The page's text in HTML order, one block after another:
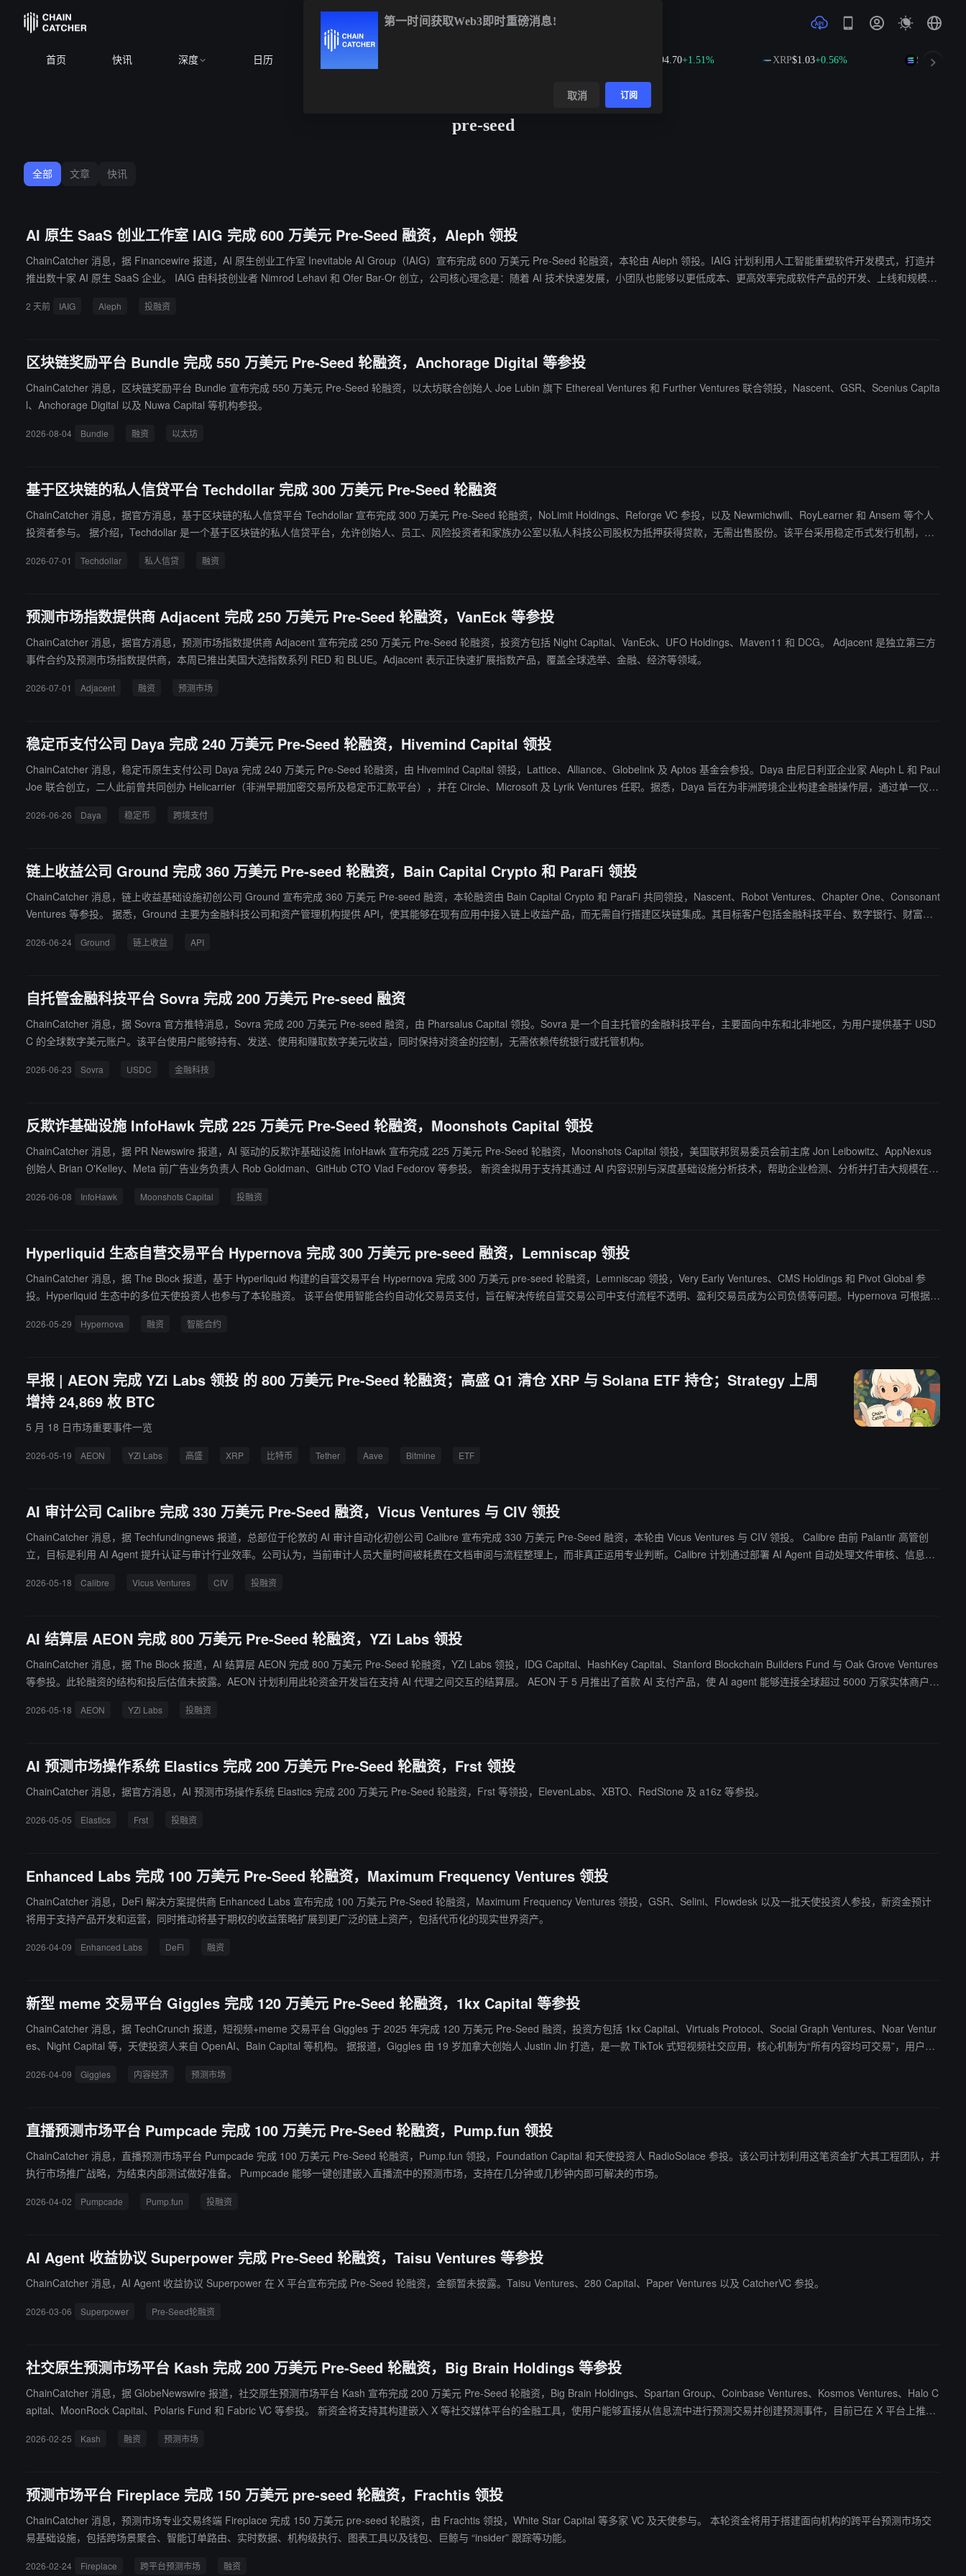
首页 快讯 深度 日历 +1.51% XRP$1.03+0.56% SOL$74.70
pre-seed
全部 文章 快讯
AI 原生 SaaS 创业工作室 IAIG 完成 600 万美元 Pre-Seed 融资，Aleph 领投
ChainCatcher 消息，据 Financewire 报道，AI 原生创业工作室 Inevitable AI Group（IAIG）宣布完成 600 万美元 Pre-Seed 轮融资，本轮由 Aleph 领投。IAIG 计划利用人工智能重塑软件开发模式，打造并
推出数十家 AI 原生 SaaS 企业。 IAIG 由科技创业者 Nimrod Lehavi 和 Ofer Bar-Or 创立，公司核心理念是：随着 AI 技术快速发展，小团队也能够以更低成本、更高效率完成软件产品的开发、上线和规模化
2 天前 IAIG Aleph 投融资
区块链奖励平台 Bundle 完成 550 万美元 Pre-Seed 轮融资，Anchorage Digital 等参投
ChainCatcher 消息，区块链奖励平台 Bundle 宣布完成 550 万美元 Pre-Seed 轮融资，以太坊联合创始人 Joe Lubin 旗下 Ethereal Ventures 和 Further Ventures 联合领投，Nascent、GSR、Scenius Capita
l、Anchorage Digital 以及 Nuwa Capital 等机构参投。
2026-08-04 Bundle 融资 以太坊
基于区块链的私人信贷平台 Techdollar 完成 300 万美元 Pre-Seed 轮融资
ChainCatcher 消息，据官方消息，基于区块链的私人信贷平台 Techdollar 宣布完成 300 万美元 Pre-Seed 轮融资，NoLimit Holdings、Reforge VC 参投，以及 Newmichwill、RoyLearner 和 Ansem 等个人
投资者参与。 据介绍，Techdollar 是一个基于区块链的私人信贷平台，允许创始人、员工、风险投资者和家族办公室以私人科技公司股权为抵押获得贷款，无需出售股份。该平台采用稳定币式发行机制，并
2026-07-01 Techdollar 私人信贷 融资
预测市场指数提供商 Adjacent 完成 250 万美元 Pre-Seed 轮融资，VanEck 等参投
ChainCatcher 消息，据官方消息，预测市场指数提供商 Adjacent 宣布完成 250 万美元 Pre-Seed 轮融资，投资方包括 Night Capital、VanEck、UFO Holdings、Maven11 和 DCG。 Adjacent 是独立第三方
事件合约及预测市场指数提供商，本周已推出美国大选指数系列 RED 和 BLUE。Adjacent 表示正快速扩展指数产品，覆盖全球选举、金融、经济等领域。
2026-07-01 Adjacent 融资 预测市场
稳定币支付公司 Daya 完成 240 万美元 Pre-Seed 轮融资，Hivemind Capital 领投
ChainCatcher 消息，稳定币原生支付公司 Daya 完成 240 万美元 Pre-Seed 轮融资，由 Hivemind Capital 领投，Lattice、Alliance、Globelink 及 Aptos 基金会参投。Daya 由尼日利亚企业家 Aleph L 和 Paul
Joe 联合创立，二人此前曾共同创办 Helicarrier（非洲早期加密交易所及稳定币汇款平台），并在 Circle、Microsoft 及 Lyrik Ventures 任职。据悉，Daya 旨在为非洲跨境企业构建金融操作层，通过单一仪表
2026-06-26 Daya 稳定币 跨境支付
链上收益公司 Ground 完成 360 万美元 Pre-seed 轮融资，Bain Capital Crypto 和 ParaFi 领投
ChainCatcher 消息，链上收益基础设施初创公司 Ground 宣布完成 360 万美元 Pre-seed 融资，本轮融资由 Bain Capital Crypto 和 ParaFi 共同领投，Nascent、Robot Ventures、Chapter One、Consonant
Ventures 等参投。 据悉，Ground 主要为金融科技公司和资产管理机构提供 API，使其能够在现有应用中接入链上收益产品，而无需自行搭建区块链集成。其目标客户包括金融科技平台、数字银行、财富管
2026-06-24 Ground 链上收益 API
自托管金融科技平台 Sovra 完成 200 万美元 Pre-seed 融资
ChainCatcher 消息，据 Sovra 官方推特消息，Sovra 完成 200 万美元 Pre-seed 融资，由 Pharsalus Capital 领投。Sovra 是一个自主托管的金融科技平台，主要面向中东和北非地区，为用户提供基于 USD
C 的全球数字美元账户。该平台使用户能够持有、发送、使用和赚取数字美元收益，同时保持对资金的控制，无需依赖传统银行或托管机构。
2026-06-23 Sovra USDC 金融科技
反欺诈基础设施 InfoHawk 完成 225 万美元 Pre-Seed 轮融资，Moonshots Capital 领投
ChainCatcher 消息，据 PR Newswire 报道，AI 驱动的反欺诈基础设施 InfoHawk 宣布完成 225 万美元 Pre-Seed 轮融资，Moonshots Capital 领投，美国联邦贸易委员会前主席 Jon Leibowitz、AppNexus
创始人 Brian O'Kelley、Meta 前广告业务负责人 Rob Goldman、GitHub CTO Vlad Fedorov 等参投。 新资金拟用于支持其通过 AI 内容识别与深度基础设施分析技术，帮助企业检测、分析并打击大规模在线
2026-06-08 InfoHawk Moonshots Capital 投融资
Hyperliquid 生态自营交易平台 Hypernova 完成 300 万美元 pre-seed 融资，Lemniscap 领投
ChainCatcher 消息，据 The Block 报道，基于 Hyperliquid 构建的自营交易平台 Hypernova 完成 300 万美元 pre-seed 轮融资，Lemniscap 领投，Very Early Ventures、CMS Holdings 和 Pivot Global 参
投。Hyperliquid 生态中的多位天使投资人也参与了本轮融资。 该平台使用智能合约自动化交易员支付，旨在解决传统自营交易公司中支付流程不透明、盈利交易员成为公司负债等问题。Hypernova 可根据交
2026-05-29 Hypernova 融资 智能合约
早报 | AEON 完成 YZi Labs 领投 的 800 万美元 Pre-Seed 轮融资；高盛 Q1 清仓 XRP 与 Solana ETF 持仓；Strategy 上周
增持 24,869 枚 BTC
5 月 18 日市场重要事件一览
2026-05-19 AEON YZi Labs 高盛 XRP 比特币 Tether Aave Bitmine ETF
AI 审计公司 Calibre 完成 330 万美元 Pre-Seed 融资，Vicus Ventures 与 CIV 领投
ChainCatcher 消息，据 Techfundingnews 报道，总部位于伦敦的 AI 审计自动化初创公司 Calibre 宣布完成 330 万美元 Pre-Seed 融资，本轮由 Vicus Ventures 与 CIV 领投。 Calibre 由前 Palantir 高管创
立，目标是利用 AI Agent 提升认证与审计行业效率。公司认为，当前审计人员大量时间被耗费在文档审阅与流程整理上，而非真正运用专业判断。Calibre 计划通过部署 AI Agent 自动处理文件审核、信息提
2026-05-18 Calibre Vicus Ventures CIV 投融资
AI 结算层 AEON 完成 800 万美元 Pre-Seed 轮融资，YZi Labs 领投
ChainCatcher 消息，据 The Block 报道，AI 结算层 AEON 完成 800 万美元 Pre-Seed 轮融资，YZi Labs 领投，IDG Capital、HashKey Capital、Stanford Blockchain Builders Fund 与 Oak Grove Ventures
等参投。此轮融资的结构和投后估值未披露。AEON 计划利用此轮资金开发旨在支持 AI 代理之间交互的结算层。 AEON 于 5 月推出了首款 AI 支付产品，使 AI agent 能够连接全球超过 5000 万家实体商户。
2026-05-18 AEON YZi Labs 投融资
AI 预测市场操作系统 Elastics 完成 200 万美元 Pre-Seed 轮融资，Frst 领投
ChainCatcher 消息，据官方消息，AI 预测市场操作系统 Elastics 完成 200 万美元 Pre-Seed 轮融资，Frst 等领投，ElevenLabs、XBTO、RedStone 及 a16z 等参投。
2026-05-05 Elastics Frst 投融资
Enhanced Labs 完成 100 万美元 Pre-Seed 轮融资，Maximum Frequency Ventures 领投
ChainCatcher 消息，DeFi 解决方案提供商 Enhanced Labs 宣布完成 100 万美元 Pre-Seed 轮融资，Maximum Frequency Ventures 领投，GSR、Selini、Flowdesk 以及一批天使投资人参投，新资金预计
将用于支持产品开发和运营，同时推动将基于期权的收益策略扩展到更广泛的链上资产，包括代币化的现实世界资产。
2026-04-09 Enhanced Labs DeFi 融资
新型 meme 交易平台 Giggles 完成 120 万美元 Pre-Seed 轮融资，1kx Capital 等参投
ChainCatcher 消息，据 TechCrunch 报道，短视频+meme 交易平台 Giggles 于 2025 年完成 120 万美元 Pre-Seed 融资，投资方包括 1kx Capital、Virtuals Protocol、Social Graph Ventures、Noar Ventur
es、Night Capital 等，天使投资人来自 OpenAI、Bain Capital 等机构。 据报道，Giggles 由 19 岁加拿大创始人 Justin Jin 打造，是一款 TikTok 式短视频社交应用，核心机制为“所有内容均可交易”，用户可
合。
2026-04-09 Giggles 内容经济 预测市场
直播预测市场平台 Pumpcade 完成 100 万美元 Pre-Seed 轮融资，Pump.fun 领投
ChainCatcher 消息，直播预测市场平台 Pumpcade 完成 100 万美元 Pre-Seed 轮融资，Pump.fun 领投，Foundation Capital 和天使投资人 RadioSolace 参投。该公司计划利用这笔资金扩大其工程团队，并
执行市场推广战略，为结束内部测试做好准备。 Pumpcade 能够一键创建嵌入直播流中的预测市场，支持在几分钟或几秒钟内即可解决的市场。
2026-04-02 Pumpcade Pump.fun 投融资
AI Agent 收益协议 Superpower 完成 Pre-Seed 轮融资，Taisu Ventures 等参投
ChainCatcher 消息，AI Agent 收益协议 Superpower 在 X 平台宣布完成 Pre-Seed 轮融资，金额暂未披露。Taisu Ventures、280 Capital、Paper Ventures 以及 CatcherVC 参投。
2026-03-06 Superpower Pre-Seed轮融资
社交原生预测市场平台 Kash 完成 200 万美元 Pre-Seed 轮融资，Big Brain Holdings 等参投
ChainCatcher 消息，据 GlobeNewswire 报道，社交原生预测市场平台 Kash 宣布完成 200 万美元 Pre-Seed 轮融资，Big Brain Holdings、Spartan Group、Coinbase Ventures、Kosmos Ventures、Halo C
apital、MoonRock Capital、Polaris Fund 和 Fabric VC 等参投。 新资金将支持其构建嵌入 X 等社交媒体平台的金融工具，使用户能够直接从信息流中进行预测交易并创建预测事件，目前已在 X 平台上推出
2026-02-25 Kash 融资 预测市场
预测市场平台 Fireplace 完成 150 万美元 pre-seed 轮融资，Frachtis 领投
ChainCatcher 消息，预测市场专业交易终端 Fireplace 完成 150 万美元 pre-seed 轮融资，由 Frachtis 领投，White Star Capital 等多家 VC 及天使参与。 本轮资金将用于搭建面向机构的跨平台预测市场交
易基础设施，包括跨场景聚合、智能订单路由、实时数据、机构级执行、图表工具以及钱包、巨鲸与 “insider” 跟踪等功能。
2026-02-24 Fireplace 跨平台预测市场 融资
第一时间获取Web3即时重磅消息!
取消 订阅